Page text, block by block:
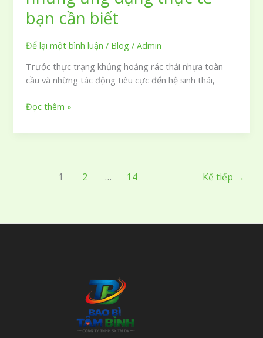
bạn cần biết
Để lại một bình luận / Blog /Admin
Trước thực trạng khủng hoảng rác thải nhựa toàn
cầu và những tác động tiêu cực đến hệ sinh thái,
Nhựa
học
thực
Đọc thêm »
1 2 … 14 Kế tiếp →